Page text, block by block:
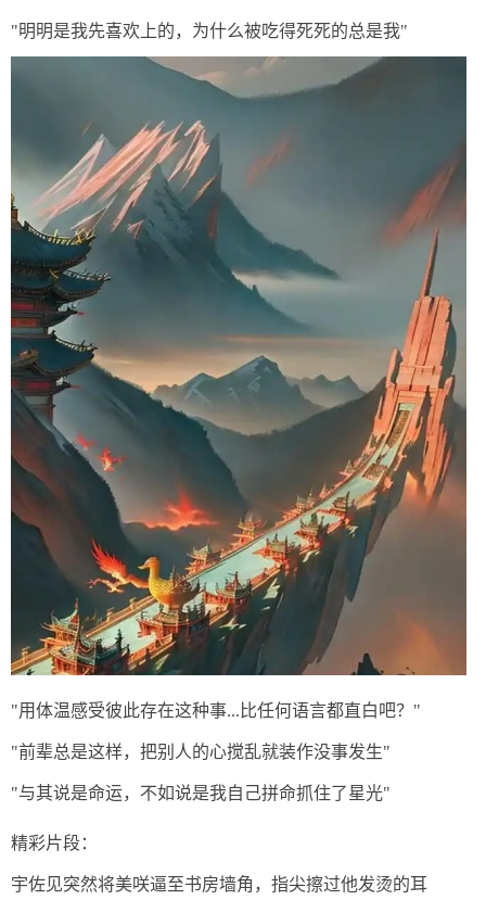
"明明是我先喜欢上的，为什么被吃得死死的总是我"
"用体温感受彼此存在这种事...比任何语言都直白吧？"
"前辈总是这样，把别人的心搅乱就装作没事发生"
"与其说是命运，不如说是我自己拼命抓住了星光"
精彩片段：
宇佐见突然将美咲逼至书房墙角，指尖擦过他发烫的耳